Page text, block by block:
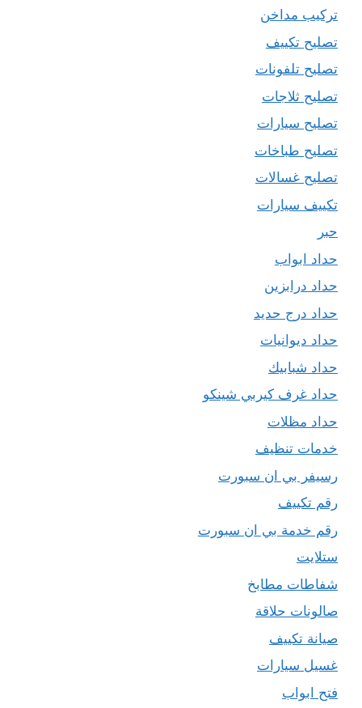
تركيب مداخن
تصليح تكييف
تصليح تلفونات
تصليح ثلاجات
تصليح سيارات
تصليح طباخات
تصليح غسالات
تكييف سيارات
حبر
حداد ابواب
حداد درابزين
حداد درج حديد
حداد ديوانيات
حداد شبابيك
حداد غرف كيربي شينكو
حداد مظلات
خدمات تنظيف
رسيفر بي ان سبورت
رقم تكييف
رقم خدمة بي ان سبورت
ستلايت
شفاطات مطابخ
صالونات حلاقة
صيانة تكييف
غسيل سيارات
فتح ابواب